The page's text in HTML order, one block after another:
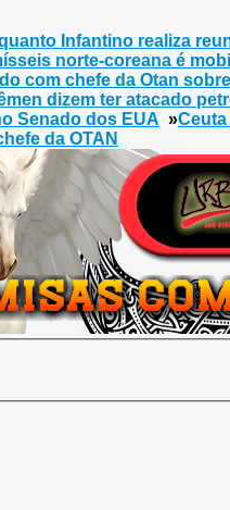
Infantino realiza
norte-coreana é
com chefe da Otan
dizem ter atacado
Senado dos EUA »
da OTAN